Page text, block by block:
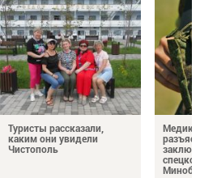
Туристы рассказали,
каким они увидели
Чистополь